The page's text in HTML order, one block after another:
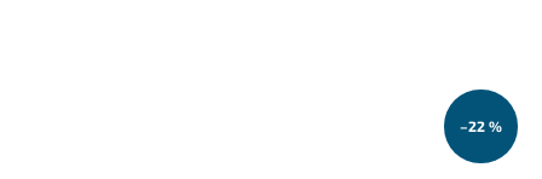
–22 %